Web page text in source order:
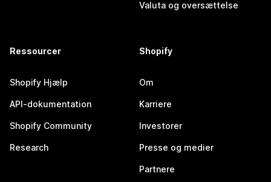
Valuta og oversættelse
Ressourcer
Shopify Hjælp
API-dokumentation
Shopify Community
Research
Shopify
Om
Karriere
Investorer
Presse og medier
Partnere